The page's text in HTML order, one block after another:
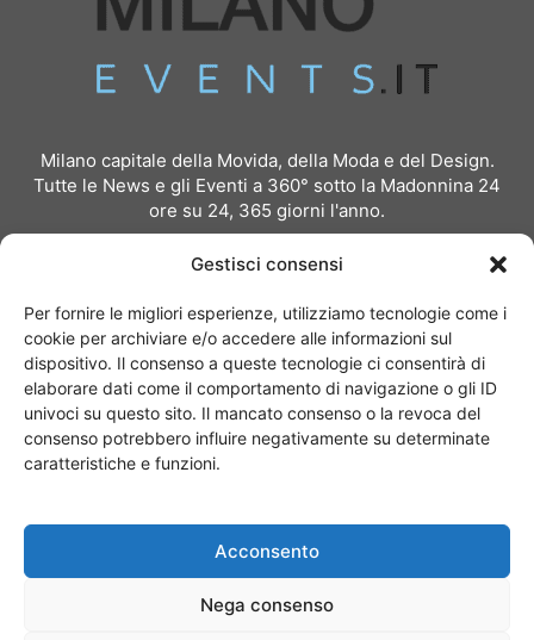
Gestisci consensi
Per fornire le migliori esperienze, utilizziamo tecnologie come i
cookie per archiviare e/o accedere alle informazioni sul
dispositivo. Il consenso a queste tecnologie ci consentirà di
elaborare dati come il comportamento di navigazione o gli ID
univoci su questo sito. Il mancato consenso o la revoca del
consenso potrebbero influire negativamente su determinate
caratteristiche e funzioni.
Acconsento
Nega consenso
Milano capitale della Movida, della Moda e del Design.
Tutte le News e gli Eventi a 360° sotto la Madonnina 24
ore su 24, 365 giorni l'anno.
Per inviare comunicati stampa:redazione@milanoevents.it
Per richiedere pubblicità e partnership:
pubblicita@milanoevents.it
SEGUICI
Chi siamo I Nostri Clienti Contattaci Collabora con noi